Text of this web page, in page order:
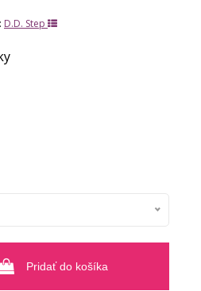
D.D. Step
Pridať do košíka